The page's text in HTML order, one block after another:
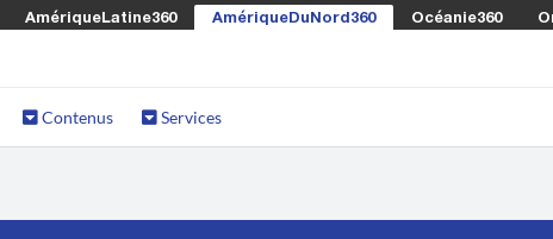
AmériqueLatine360 AmériqueDuNord360 Océanie360
Contenus Services